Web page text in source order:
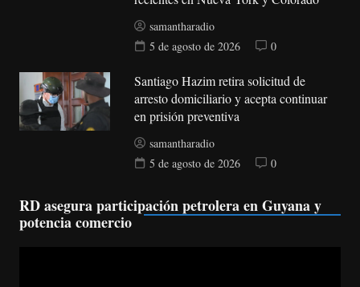
samantharadio
5 de agosto de 2026
0
Santiago Hazim retira solicitud de
arresto domiciliario y acepta continuar
en prisión preventiva
samantharadio
5 de agosto de 2026
0
RD asegura participación petrolera en Guyana y
potencia comercio